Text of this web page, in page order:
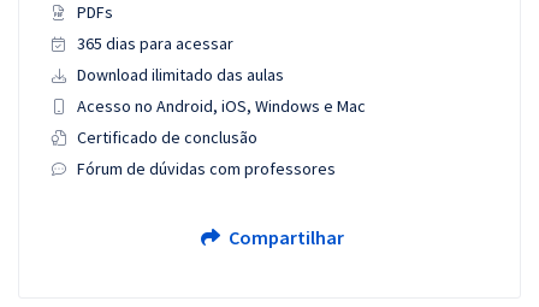
PDFs
365 dias para acessar
Download ilimitado das aulas
Acesso no Android, iOS, Windows e Mac
Certificado de conclusão
Fórum de dúvidas com professores
Compartilhar